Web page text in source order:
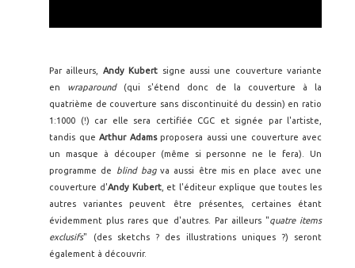
Par ailleurs, Andy Kubert signe aussi une couverture variante
en wraparound (qui s'étend donc de la couverture à la
quatrième de couverture sans discontinuité du dessin) en ratio
1:1000 (!) car elle sera certifiée CGC et signée par l'artiste,
tandis que Arthur Adams proposera aussi une couverture avec
un masque à découper (même si personne ne le fera). Un
programme de
blind bagva aussi être mis en place avec une
couverture d'Andy Kubert, et l'éditeur explique que toutes les
autres variantes peuvent être présentes, certaines étant
évidemment plus rares que d'autres. Par ailleurs "quatre items
exclusifs" (des sketchs ? des illustrations uniques ?) seront
également à découvrir.